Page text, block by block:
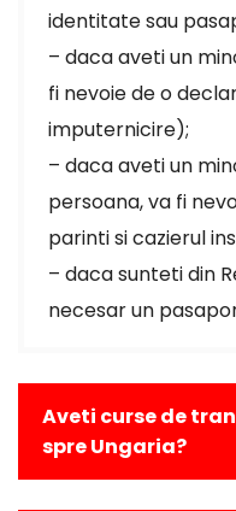
identitate sau
– daca aveti un
fi nevoie de o
imputernicire);
– daca aveti un
persoana, va fi
parinti si cazierul
– daca sunteti din
necesar un
Aveti curse de
spre Ungaria?